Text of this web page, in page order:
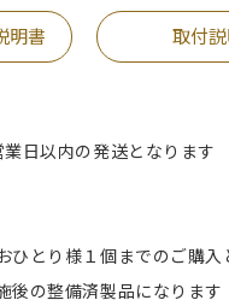
明書 取付
日以内の発送となります
ひとり様１個までのご購入
後の整備済製品になります